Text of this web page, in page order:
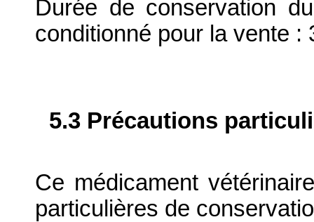
Durée de conservation
conditionné pour la vente :
5.3 Précautions
Ce médicament
particulières de